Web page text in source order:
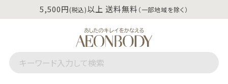
5,500円(税込)以上 送料無料 （一部地域を除く）